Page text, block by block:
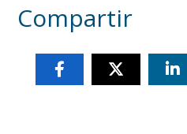
Compartir